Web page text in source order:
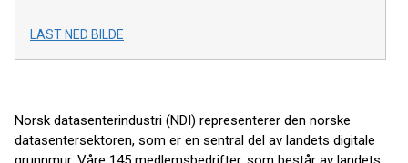
LAST NED BILDE
Norsk datasenterindustri (NDI) representerer den norske
datasentersektoren, som er en sentral del av landets digitale